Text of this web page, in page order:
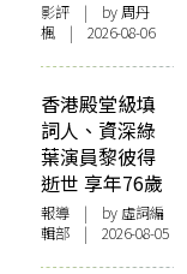
影評 | by周丹
楓 | 2026-08-06
香港殿堂級填
詞人、資深綠
葉演員黎彼得
逝世 享年76歲
報導 | by 虛詞編
輯部 | 2026-08-05